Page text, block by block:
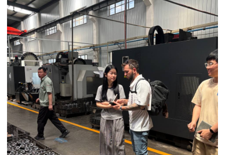
ИНДИВИДУАЛЬНЫЕ УСЛУГИ
Выгодные условия
Сертификация грузов
Консолидация грузов
Сопровождение грузов
Таможенное оформление
Страхование груза
Временное хранение
Организация производства
Проверка качества товара
Оплата и переговоры
с поставщиком
Инспекция поставщика